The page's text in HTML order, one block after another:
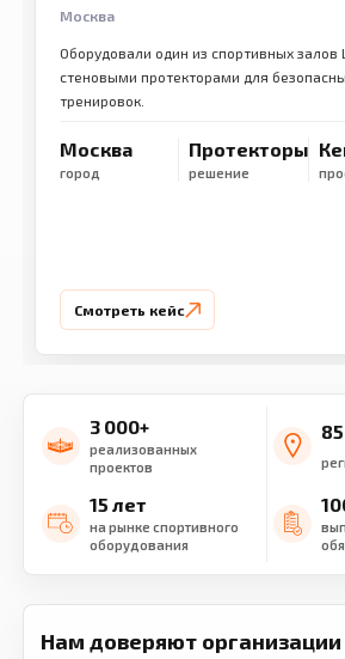
Москва
Оборудовали один из спортивных залов
стеновыми протекторами для
тренировок.
Москва
город
Протекторы
решение
Смотреть кейс
3 000+
реализованных
проектов
85
15 лет
на рынке спортивного
оборудования
Нам доверяют организации